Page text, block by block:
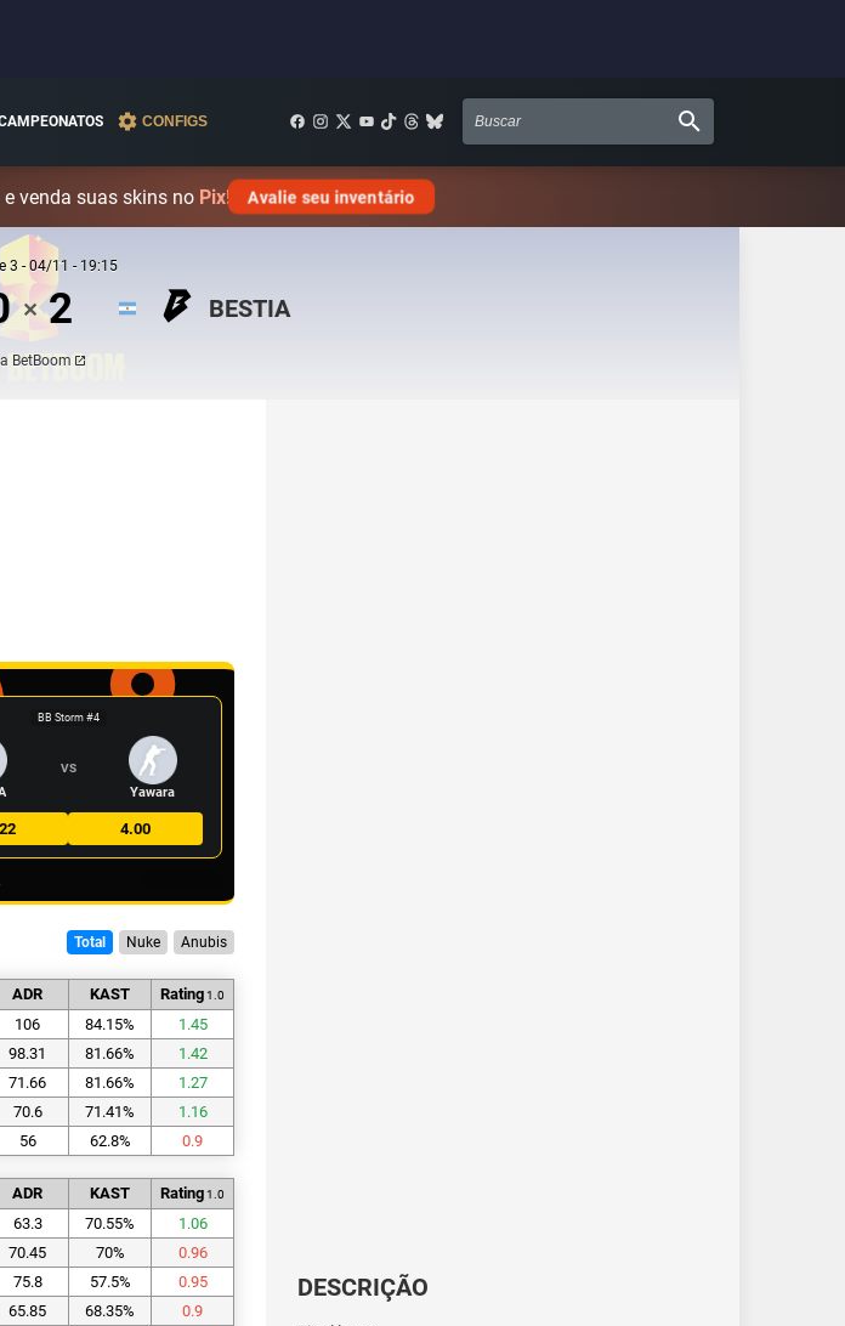
CONFIGS
venda suas skins no Pix! Avalie seu inventário
3 - 04/11 - 19:15
✕ 2 BESTIA
BetBoom
BB Storm #4
VS
Yawara
4.00
Total Nuke Anubis
ADR KAST Rating1.0
106 84.15%
1.45
98.31 81.66%
1.42
71.66 81.66%
1.27
70.6 71.41%
1.16
56 62.8% 0.9
ADR KAST Rating1.0
63.3 70.55%
1.06
70.45 70%
0.96
75.8 57.5%
0.95
65.85 68.35%
0.9
DESCRIÇÃO